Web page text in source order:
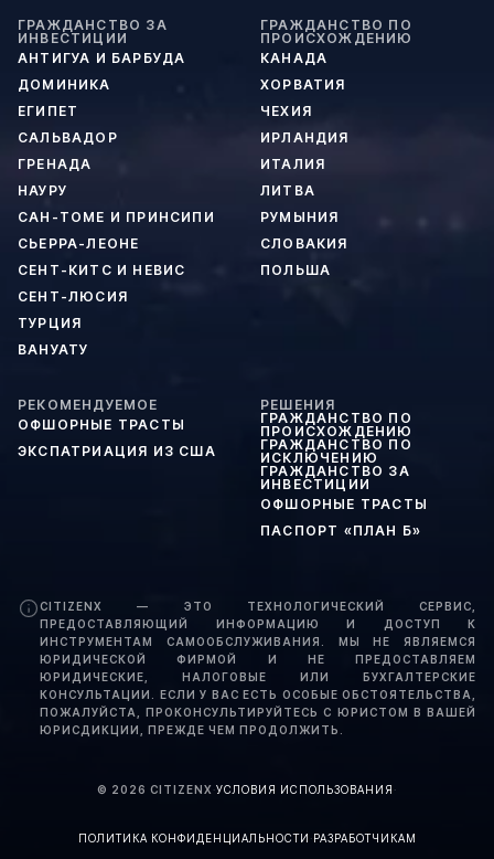
ГРАЖДАНСТВО ЗА
ИНВЕСТИЦИИ
АНТИГУА И БАРБУДА
ДОМИНИКА
ЕГИПЕТ
САЛЬВАДОР
ГРЕНАДА
НАУРУ
САН-ТОМЕ И ПРИНСИПИ
СЬЕРРА-ЛЕОНЕ
СЕНТ-КИТС И НЕВИС
СЕНТ-ЛЮСИЯ
ТУРЦИЯ
ВАНУАТУ
ГРАЖДАНСТВО ПО
ПРОИСХОЖДЕНИЮ
КАНАДА
ХОРВАТИЯ
ЧЕХИЯ
ИРЛАНДИЯ
ИТАЛИЯ
ЛИТВА
РУМЫНИЯ
СЛОВАКИЯ
ПОЛЬША
РЕКОМЕНДУЕМОЕ
ОФШОРНЫЕ ТРАСТЫ
ЭКСПАТРИАЦИЯ ИЗ США
РЕШЕНИЯ
ГРАЖДАНСТВО ПО
ПРОИСХОЖДЕНИЮ
ГРАЖДАНСТВО ПО
ИСКЛЮЧЕНИЮ
ГРАЖДАНСТВО ЗА
ИНВЕСТИЦИИ
ОФШОРНЫЕ ТРАСТЫ
ПАСПОРТ «ПЛАН Б»
CITIZENX — ЭТО ТЕХНОЛОГИЧЕСКИЙ СЕРВИС,
ПРЕДОСТАВЛЯЮЩИЙ ИНФОРМАЦИЮ И ДОСТУП К
ИНСТРУМЕНТАМ САМООБСЛУЖИВАНИЯ. МЫ НЕ ЯВЛЯЕМСЯ
ЮРИДИЧЕСКОЙ ФИРМОЙ И НЕ ПРЕДОСТАВЛЯЕМ
ЮРИДИЧЕСКИЕ, НАЛОГОВЫЕ ИЛИ БУХГАЛТЕРСКИЕ
КОНСУЛЬТАЦИИ. ЕСЛИ У ВАС ЕСТЬ ОСОБЫЕ ОБСТОЯТЕЛЬСТВА,
ПОЖАЛУЙСТА, ПРОКОНСУЛЬТИРУЙТЕСЬ С ЮРИСТОМ В ВАШЕЙ
ЮРИСДИКЦИИ, ПРЕЖДЕ ЧЕМ ПРОДОЛЖИТЬ.
© 2026 CITIZENX ·УСЛОВИЯ ИСПОЛЬЗОВАНИЯ ·
ПОЛИТИКА КОНФИДЕНЦИАЛЬНОСТИ ·РАЗРАБОТЧИКАМ